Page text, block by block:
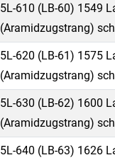
5L-610 (LB-60) 1549
(Aramidzugstrang)
5L-620 (LB-61) 1575
(Aramidzugstrang)
5L-630 (LB-62) 1600
(Aramidzugstrang)
5L-640 (LB-63) 1626